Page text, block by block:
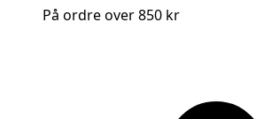
På ordre over 850 kr